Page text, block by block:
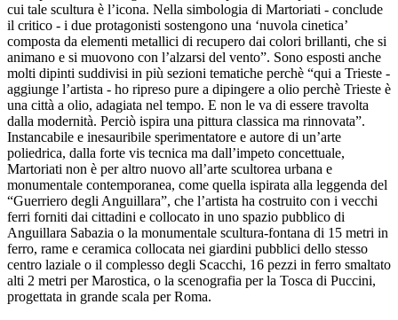
cui tale scultura è l’icona. Nella simbologia di Martoriati - conclude
il critico - i due protagonisti sostengono una ‘nuvola cinetica’
composta da elementi metallici di recupero dai colori brillanti, che si
animano e si muovono con l’alzarsi del vento”. Sono esposti anche
molti dipinti suddivisi in più sezioni tematiche perchè “qui a Trieste -
aggiunge l’artista - ho ripreso pure a dipingere a olio perchè Trieste è
una città a olio, adagiata nel tempo. E non le va di essere travolta
dalla modernità. Perciò ispira una pittura classica ma rinnovata”.
Instancabile e inesauribile sperimentatore e autore di un’arte
poliedrica, dalla forte vis tecnica ma dall’impeto concettuale,
Martoriati non è per altro nuovo all’arte scultorea urbana e
monumentale contemporanea, come quella ispirata alla leggenda del
“Guerriero degli Anguillara”, che l’artista ha costruito con i vecchi
ferri forniti dai cittadini e collocato in uno spazio pubblico di
Anguillara Sabazia o la monumentale scultura-fontana di 15 metri in
ferro, rame e ceramica collocata nei giardini pubblici dello stesso
centro laziale o il complesso degli Scacchi, 16 pezzi in ferro smaltato
alti 2 metri per Marostica, o la scenografia per la Tosca di Puccini,
progettata in grande scala per Roma.